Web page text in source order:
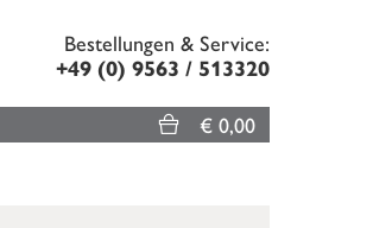
Bestellungen & Service:
+49 (0) 9563 / 513320
€ 0,00